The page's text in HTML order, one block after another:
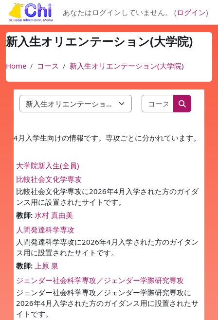
メインコンテンツへスキップする
あなたはログインしていません。 (ログイン)
新入生オリエンテーション(大学院)
Home コース 新入生オリエンテーション(大学院)
コースカテゴリ
コースを検
コースを
4月入学生向けの情報です。専攻ごとに分かれています。
大学院新入生(全員)
比較社会文化学専攻
比較社会文化学専攻に2026年4月入学された方のガイダ
ンス用に設置されたサイトです。
教師: 水村 真由美
人間発達科学専攻
人間発達科学専攻に2026年4月入学された方のガイダン
ス用に設置されたサイトです。
教師: 上原 泉
ジェンダー社会科学専攻／ジェンダー学際研究専攻
ジェンダー社会科学専攻／ジェンダー学際研究専攻に
2026年4月入学された方のガイダンス用に設置されたサ
イトです。